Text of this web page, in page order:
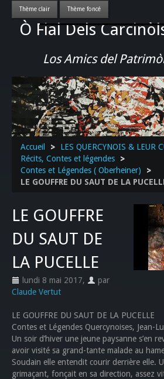
Ò Fial Dels
Los Amics del
Accueil
LES QUERCYNOIS & LEUR
PATRIMOINE
GASTRONOMIE
ACTUALITE-CULTURE-
>>
Accueil > LES QUERCYNOIS & LEUR
Récits, Contes et légendes
>
Contes et Légendes ( Oberheiner)
>
LE GOUFFRE DU SAUT DE LA
LE GOUFFRE
DU SAUT DE
LA PUCELLE
lundi 8 mai 2017,
par
Claude Vertut
LE GOUFFRE DU SAUT DE LA PUCELLE
Contes et Légendes Quercynoises, Jean-
Un soir d’hiver une jeune paysanne s’en
avoir visité sa grand-tante malade au
Soudain elle entendit courir derrière elle.
grimaçant, fonçait en sa direction, assez